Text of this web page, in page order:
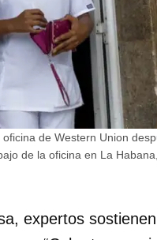
de Western Union
de la oficina en La
expertos